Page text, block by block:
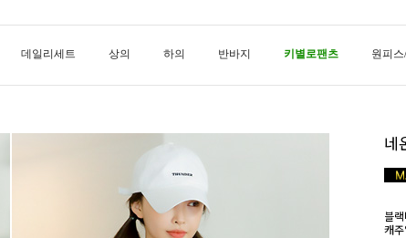
데일리세트 상의 하의 반바지 키별로팬츠 원피
네
블
캐